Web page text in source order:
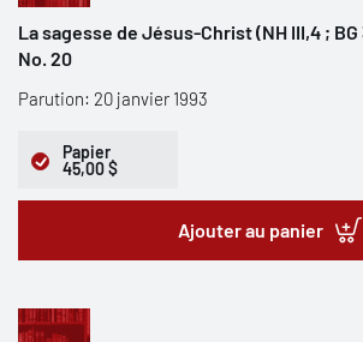
La sagesse de Jésus-Christ (NH III,4 ; BG
No. 20
Parution: 20 janvier 1993
Papier
45,00 $
Ajouter au panier